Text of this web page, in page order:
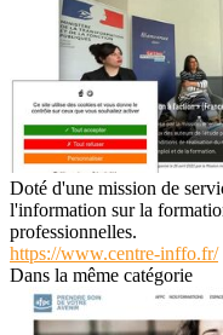
Doté d'une mission de
l'information sur la
professionnelles.
https://www.centre-inffo.fr/
Dans la même catégorie